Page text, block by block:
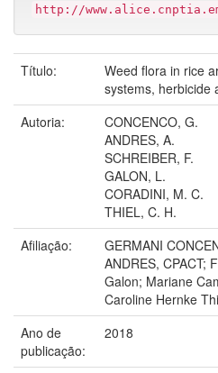
http://
Título:
Weed flora in rice
systems, herbicide
Autoria:
CONCENCO, G.
ANDRES, A.
SCHREIBER, F.
GALON, L.
CORADINI, M. C.
THIEL, C. H.
Afiliação:
GERMANI
ANDRES, CPACT;
Galon; Mariane
Caroline Hernke
Ano de
publicação:
2018